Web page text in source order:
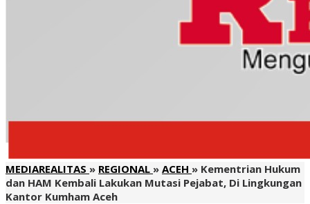
MEDIAREALITAS » REGIONAL » ACEH » Kementrian Hukum
dan HAM Kembali Lakukan Mutasi Pejabat, Di Lingkungan
Kantor Kumham Aceh